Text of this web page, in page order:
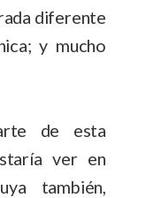
diferente
y mucho
de esta
ver en
también,